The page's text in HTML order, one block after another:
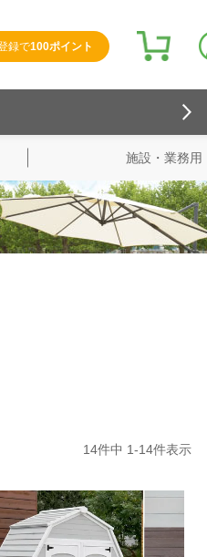
録で100ポイント
検索
施設・業務用
14件中 1-14件表示